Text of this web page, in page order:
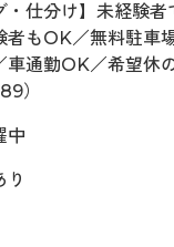
・仕分け】未経験
者もOK／無料駐車
車通勤OK／希望休
）
中
り